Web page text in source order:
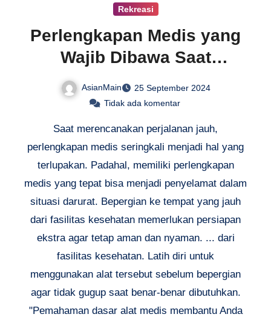
Rekreasi
Perlengkapan Medis yang
Wajib Dibawa Saat
Perjalanan Jauh
AsianMain
25 September 2024
Tidak ada komentar
Saat merencanakan perjalanan jauh,
perlengkapan medis seringkali menjadi hal yang
terlupakan. Padahal, memiliki perlengkapan
medis yang tepat bisa menjadi penyelamat dalam
situasi darurat. Bepergian ke tempat yang jauh
dari fasilitas kesehatan memerlukan persiapan
ekstra agar tetap aman dan nyaman. ... dari
fasilitas kesehatan. Latih diri untuk
menggunakan alat tersebut sebelum bepergian
agar tidak gugup saat benar-benar dibutuhkan.
"Pemahaman dasar alat medis membantu Anda